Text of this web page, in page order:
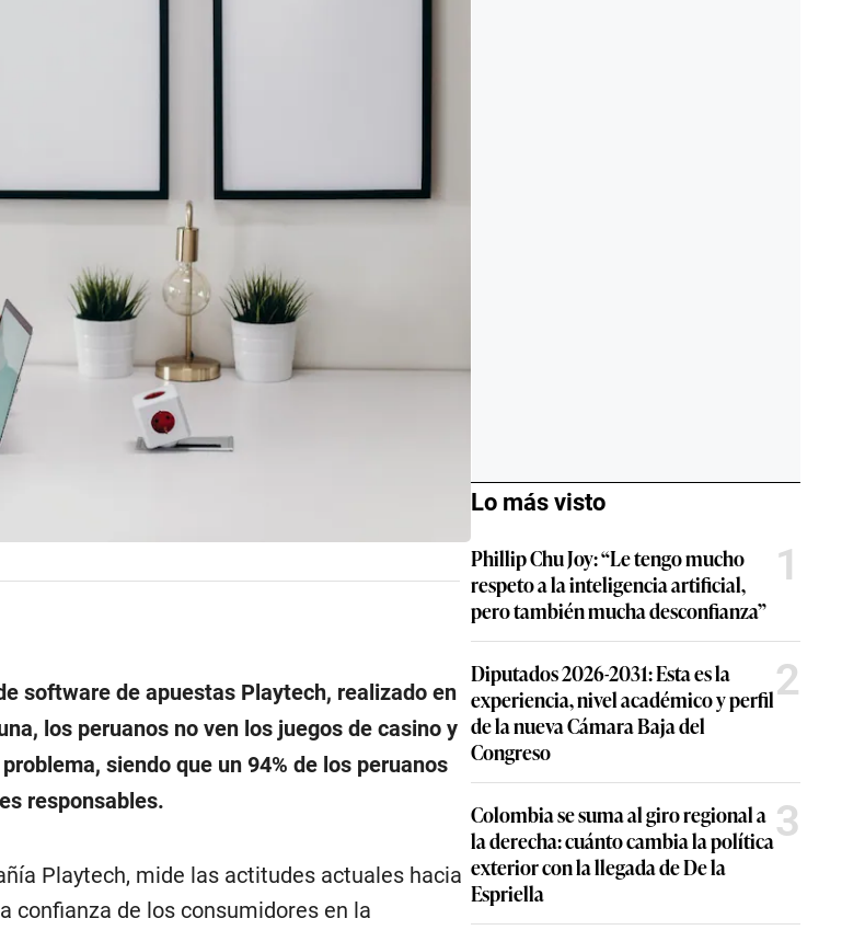
software de apuestas Playtech, realizado en
los peruanos no ven los juegos de casino y
siendo que un 94% de los peruanos
responsables.
Playtech, mide las actitudes actuales hacia
confianza de los consumidores en la
Lo más visto
Phillip Chu Joy: “Le tengo mucho
respeto a la inteligencia artificial,
pero también mucha desconfianza”
1
Diputados 2026-2031: Esta es la
experiencia, nivel académico y perfil
de la nueva Cámara Baja del
Congreso
2
Colombia se suma al giro regional a
la derecha: cuánto cambia la política
exterior con la llegada de De la
Espriella
3